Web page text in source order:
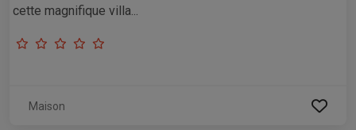
cette magnifique villa...
Maison